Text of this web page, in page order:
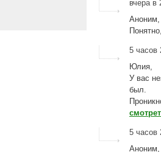
вчера
Аноним,
5 часов
Юлия,
У вас
был.
5 часов
Аноним,